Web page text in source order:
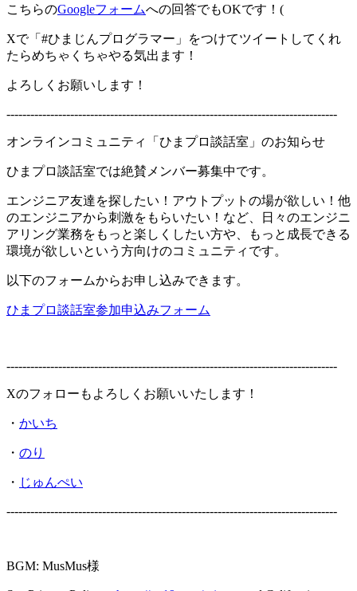
こちらのGoogleフォームへの回答でもOKです！(
Xで「#ひまじんプログラマー」をつけてツイートしてくれ
たらめちゃくちゃやる気出ます！
よろしくお願いします！
-----------------------------------------------------------------------------------
オンラインコミュニティ「ひまプロ談話室」のお知らせ
ひまプロ談話室では絶賛メンバー募集中です。
エンジニア友達を探したい！アウトプットの場が欲しい！他
のエンジニアから刺激をもらいたい！など、日々のエンジニ
アリング業務をもっと楽しくしたい方や、もっと成長できる
環境が欲しいという方向けのコミュニティです。
以下のフォームからお申し込みできます。
ひまプロ談話室参加申込みフォーム
-----------------------------------------------------------------------------------
Xのフォローもよろしくお願いいたします！
・ かいち
・ のり
・ じゅんぺい
-----------------------------------------------------------------------------------
BGM: MusMus様